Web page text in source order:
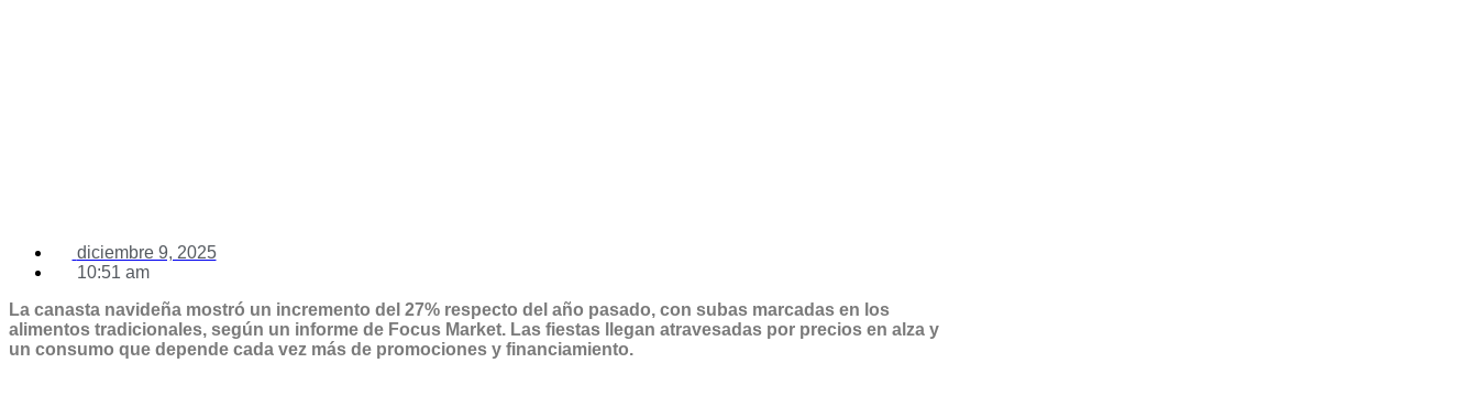
diciembre 9, 2025
10:51 am
La canasta navideña mostró un incremento del 27% respecto del año pasado, con subas marcadas en los
alimentos tradicionales, según un informe de Focus Market. Las fiestas llegan atravesadas por precios en alza y
un consumo que depende cada vez más de promociones y financiamiento.